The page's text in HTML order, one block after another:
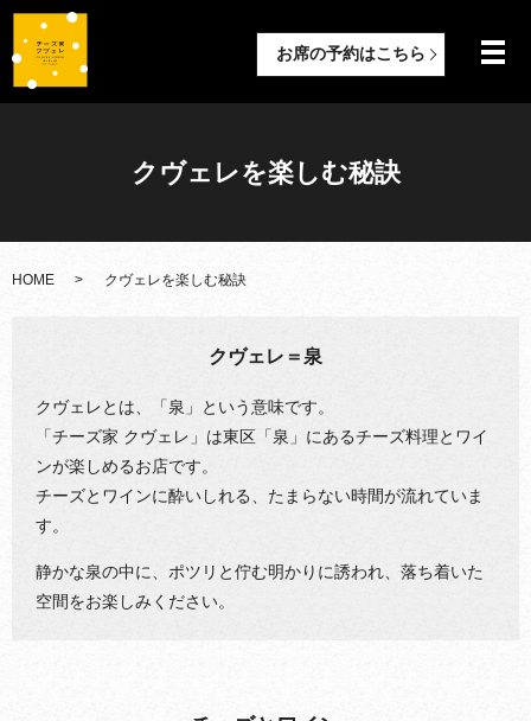
メ
お席の予約はこちら
クヴェレを楽しむ秘訣
HOME クヴェレを楽しむ秘訣
クヴェレ＝泉
クヴェレとは、「泉」という意味です。
「チーズ家 クヴェレ」は東区「泉」にあるチーズ料理とワイ
ンが楽しめるお店です。
チーズとワインに酔いしれる、たまらない時間が流れていま
す。
静かな泉の中に、ポツリと佇む明かりに誘われ、落ち着いた
空間をお楽しみください。